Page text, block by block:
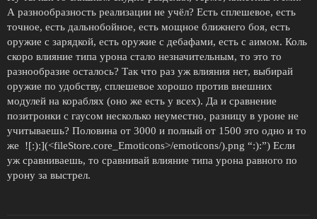
А разнообразность реализации не учёл? Есть сплешевое, есть
точное, есть дальнобойное, есть мощное ближнего боя, есть
оружие с зарядкой, есть оружие с дебафами, есть с аимом. Коль
скоро влияние типа урона стало незначительным, то это то
разнообразие осталось? Так что раз уж влияния нет, выбирай
оружие по удобству, сплешевое хорошо против внешних
модулей на кораблях (оно же есть у всех). Да и сравнение
позитронки с гаусом несколько неуместно, разницу в уроне не
учитываешь? Половина от 3000 и полный от 1500 это одно и то
же ![:):](<fileStore.core_Emoticons>/emoticons/).png “:):”) Если
уж сравниваешь, то сравнивай влияние типа урона равного по
урону за выстрел.